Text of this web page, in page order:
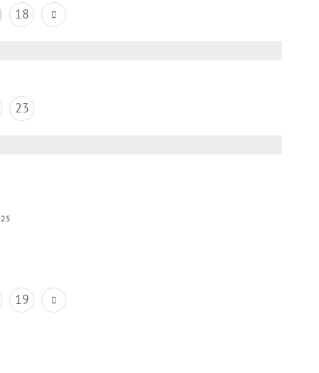
18
23
19